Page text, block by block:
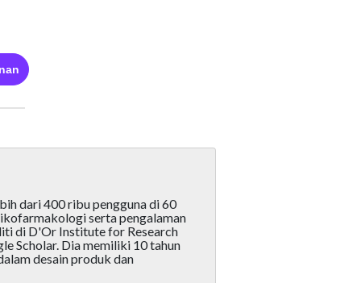
dari 400 ribu pengguna di 60
serta pengalaman
di D'Or Institute for Research
Scholar. Dia memiliki 10 tahun
desain produk dan